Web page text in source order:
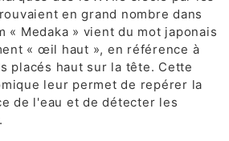
en grand nombre dans
« Medaka » vient du mot japonais
« œil haut », en référence à
placés haut sur la tête. Cette
leur permet de repérer la
de l'eau et de détecter les